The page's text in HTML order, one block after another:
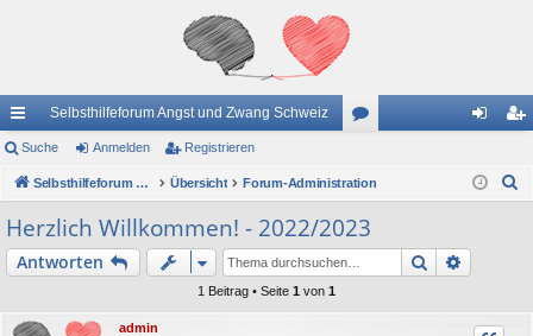
ch
ne
llz
ug
Selbsthilfeforum Angst und Zwang Schweiz
en m ist
Suche Anmelden Registrieren
Selbsthilfeforum Angst und Zwang Schweiz Übersicht Forum-Administration
Herzlich Willkommen! - 2022/2023
Antworten Suche
1 Beitrag • Seite 1 von 1
admin